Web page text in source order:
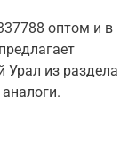
оптом и в
Урал из раздела